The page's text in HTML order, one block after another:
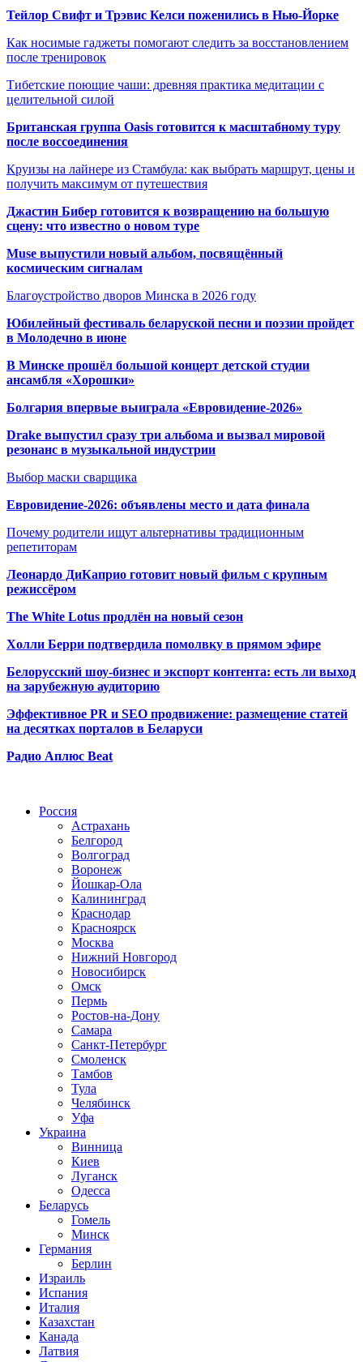
Тейлор Свифт и Трэвис Келси поженились в Нью-Йорке
Как носимые гаджеты помогают следить за восстановлением
после тренировок
Тибетские поющие чаши: древняя практика медитации с
целительной силой
Британская группа Oasis готовится к масштабному туру
после воссоединения
Круизы на лайнере из Стамбула: как выбрать маршрут, цены и
получить максимум от путешествия
Джастин Бибер готовится к возвращению на большую
сцену: что известно о новом туре
Muse выпустили новый альбом, посвящённый
космическим сигналам
Благоустройство дворов Минска в 2026 году
Юбилейный фестиваль беларуской песни и поэзии пройдет
в Молодечно в июне
В Минске прошёл большой концерт детской студии
ансамбля «Хорошки»
Болгария впервые выиграла «Евровидение-2026»
Drake выпустил сразу три альбома и вызвал мировой
резонанс в музыкальной индустрии
Выбор маски сварщика
Евровидение-2026: объявлены место и дата финала
Почему родители ищут альтернативы традиционным
репетиторам
Леонардо ДиКаприо готовит новый фильм с крупным
режиссёром
The White Lotus продлён на новый сезон
Холли Берри подтвердила помолвку в прямом эфире
Белорусский шоу-бизнес и экспорт контента: есть ли выход
на зарубежную аудиторию
Эффективное PR и SEO продвижение: размещение статей
на десятках порталов в Беларуси
Радио Аплюс Beat
Россия
Астрахань
Белгород
Волгоград
Воронеж
Йошкар-Ола
Калининград
Краснодар
Красноярск
Москва
Нижний Новгород
Новосибирск
Омск
Пермь
Ростов-на-Дону
Самара
Санкт-Петербург
Смоленск
Тамбов
Тула
Челябинск
Уфа
Украина
Винница
Киев
Луганск
Одесса
Беларусь
Гомель
Минск
Германия
Берлин
Израиль
Испания
Италия
Казахстан
Канада
Латвия